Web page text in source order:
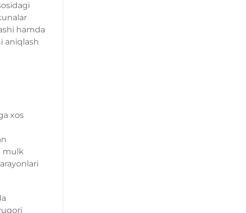
hamda
aniqlash
xos
mulk